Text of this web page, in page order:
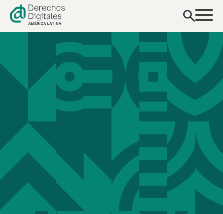
contenido